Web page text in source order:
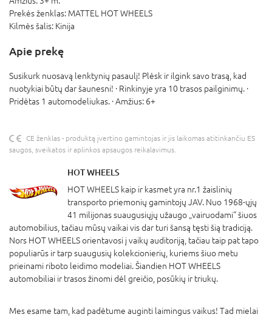
Prekės ženklas: MATTEL HOT WHEELS
Kilmės šalis: Kinija
Apie prekę
Susikurk nuosavą lenktynių pasaulį! Plėsk ir ilgink savo trasą, kad
nuotykiai būtų dar šaunesni! · Rinkinyje yra 10 trasos pailginimų. ·
Pridėtas 1 automodeliukas. · Amžius: 6+
CE ženklas - produktą įvertino gamintojas ir jis laikomas atitinkančiu ES
saugos, sveikatos ir aplinkos apsaugos reikalavimus.
HOT WHEELS
HOT WHEELS kaip ir kasmet yra nr.1 žaislinių
transporto priemonių gamintojų JAV. Nuo 1968-ųjų
41 milijonas suaugusiųjų užaugo „vairuodami“ šiuos
automobilius, tačiau mūsų vaikai vis dar turi šansą tęsti šią tradiciją.
Nors HOT WHEELS orientavosi į vaikų auditoriją, tačiau taip pat tapo
populiarūs ir tarp suaugusių kolekcionierių, kuriems šiuo metu
prieinami riboto leidimo modeliai. Šiandien HOT WHEELS
automobiliai ir trasos žinomi dėl greičio, posūkių ir triukų.
Mes esame tam, kad padėtume auginti laimingus vaikus! Tad mielai